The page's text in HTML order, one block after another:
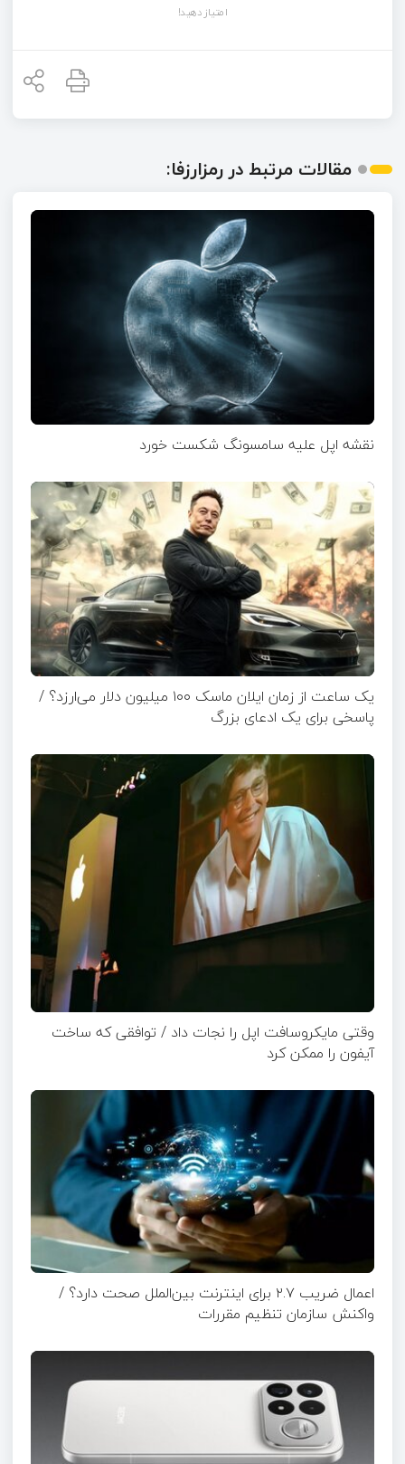
امتیاز دهید!
مقالات مرتبط در رمزارزفا:
نقشه اپل علیه سامسونگ شکست خورد
یک ساعت از زمان ایلان ماسک ۱۰۰ میلیون دلار می‌ارزد؟ /
پاسخی برای یک ادعای بزرگ
وقتی مایکروسافت اپل را نجات داد / توافقی که ساخت
آیفون را ممکن کرد
اعمال ضریب ۲.۷ برای اینترنت بین‌الملل صحت دارد؟ /
واکنش سازمان تنظیم مقررات